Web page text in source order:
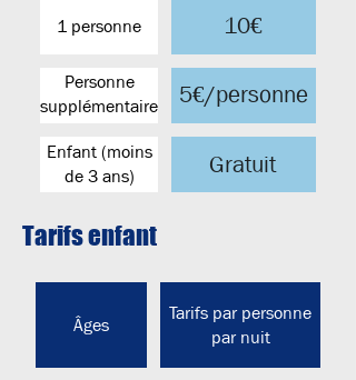
1 personne
Personne
supplémentaire
tente
Enfant (moins
de 3 ans)
10€
5€/personne
Gratuit
Tarifs enfant
Âges
Tarifs par personne
par nuit